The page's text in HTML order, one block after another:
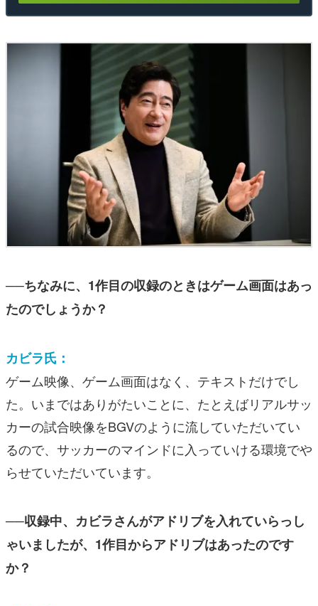
──ちなみに、1作目の収録のときはゲーム画面はあっ
たのでしょうか？
カビラ氏：
ゲーム映像、ゲーム画面はなく、テキストだけでし
た。いまではありがたいことに、たとえばリアルサッ
カーの試合映像をBGVのように流していただいてい
るので、サッカーのマインドに入っていける環境でや
らせていただいています。
──収録中、カビラさんがアドリブを入れていらっし
ゃいましたが、1作目からアドリブはあったのです
か？